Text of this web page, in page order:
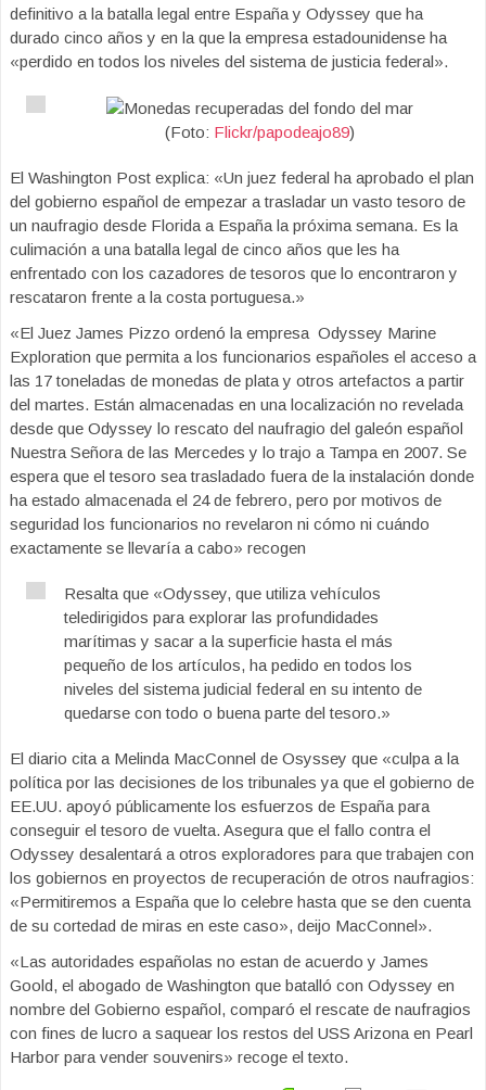
definitivo a la batalla legal entre España y Odyssey que ha
durado cinco años y en la que la empresa estadounidense ha
«perdido en todos los niveles del sistema de justicia federal».
(Foto: Flickr/papodeajo89)
El Washington Post explica: «Un juez federal ha aprobado el plan
del gobierno español de empezar a trasladar un vasto tesoro de
un naufragio desde Florida a España la próxima semana. Es la
culimación a una batalla legal de cinco años que les ha
enfrentado con los cazadores de tesoros que lo encontraron y
rescataron frente a la costa portuguesa.»
«El Juez James Pizzo ordenó la empresa Odyssey Marine
Exploration que permita a los funcionarios españoles el acceso a
las 17 toneladas de monedas de plata y otros artefactos a partir
del martes. Están almacenadas en una localización no revelada
desde que Odyssey lo rescato del naufragio del galeón español
Nuestra Señora de las Mercedes y lo trajo a Tampa en 2007. Se
espera que el tesoro sea trasladado fuera de la instalación donde
ha estado almacenada el 24 de febrero, pero por motivos de
seguridad los funcionarios no revelaron ni cómo ni cuándo
exactamente se llevaría a cabo» recogen
Resalta que «Odyssey, que utiliza vehículos
teledirigidos para explorar las profundidades
marítimas y sacar a la superficie hasta el más
pequeño de los artículos, ha pedido en todos los
niveles del sistema judicial federal en su intento de
quedarse con todo o buena parte del tesoro.»
El diario cita a Melinda MacConnel de Osyssey que «culpa a la
política por las decisiones de los tribunales ya que el gobierno de
EE.UU. apoyó públicamente los esfuerzos de España para
conseguir el tesoro de vuelta. Asegura que el fallo contra el
Odyssey desalentará a otros exploradores para que trabajen con
los gobiernos en proyectos de recuperación de otros naufragios:
«Permitiremos a España que lo celebre hasta que se den cuenta
de su cortedad de miras en este caso», deijo MacConnel».
«Las autoridades españolas no estan de acuerdo y James
Goold, el abogado de Washington que batalló con Odyssey en
nombre del Gobierno español, comparó el rescate de naufragios
con fines de lucro a saquear los restos del USS Arizona en Pearl
Harbor para vender souvenirs» recoge el texto.